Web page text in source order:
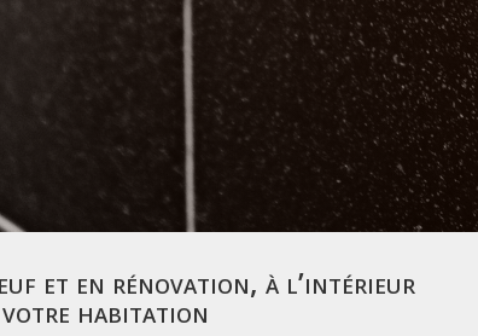
et en rénovation, à l’intérieur
votre habitation